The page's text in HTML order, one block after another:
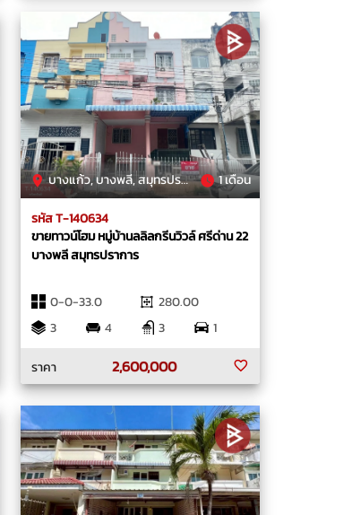
บางแก้ว, บางพลี, สมุทรปราการ 1 เดือน
รหัส T-140634
ขายทาวน์โฮม หมู่บ้านลลิลกรีนวิวล์ ศรีด่าน 22
บางพลี สมุทรปราการ
0-0-33.0
280.00
3
4 3
1
ราคา
2,600,000